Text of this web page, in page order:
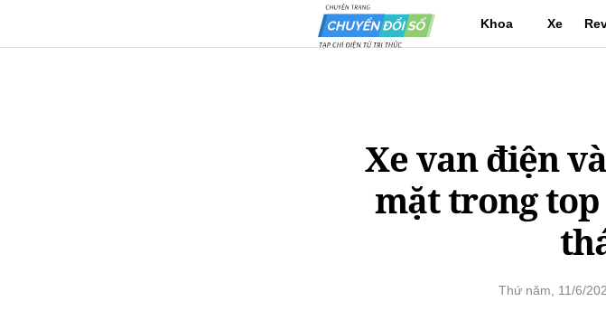
Khoa Xe
Xe van điện
mặt trong
Thứ năm, 11/6/